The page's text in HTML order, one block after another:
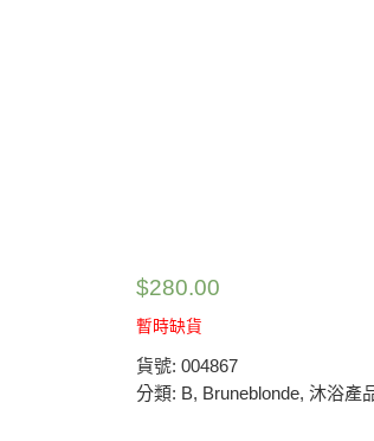
$280.00
暫時缺貨
貨號: 004867
分類: B, Bruneblonde, 沐浴產